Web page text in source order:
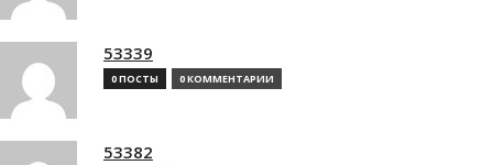
53339
0 ПОСТЫ 0 КОММЕНТАРИИ
53382